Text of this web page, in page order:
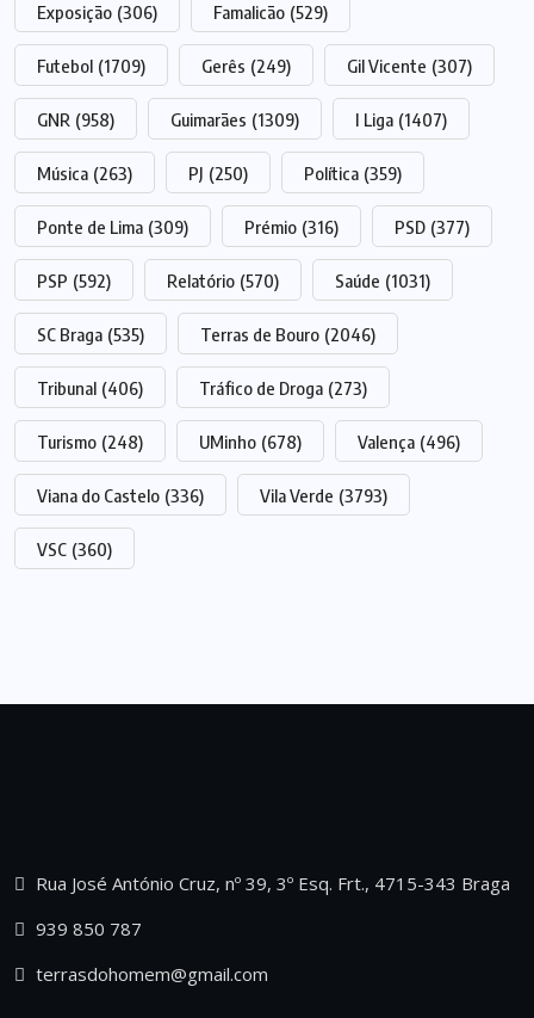
Exposição (306) Famalicão (529)
Futebol (1709) Gerês (249) Gil Vicente (307)
GNR (958) Guimarães (1309) I Liga (1407)
Música (263) PJ (250) Política (359)
Ponte de Lima (309) Prémio (316) PSD (377)
PSP (592) Relatório (570) Saúde (1031)
SC Braga (535) Terras de Bouro (2046)
Tribunal (406) Tráfico de Droga (273)
Turismo (248) UMinho (678) Valença (496)
Viana do Castelo (336) Vila Verde (3793)
VSC (360)
Rua José António Cruz, nº 39, 3º Esq. Frt., 4715-343 Braga
939 850 787
terrasdohomem@gmail.com